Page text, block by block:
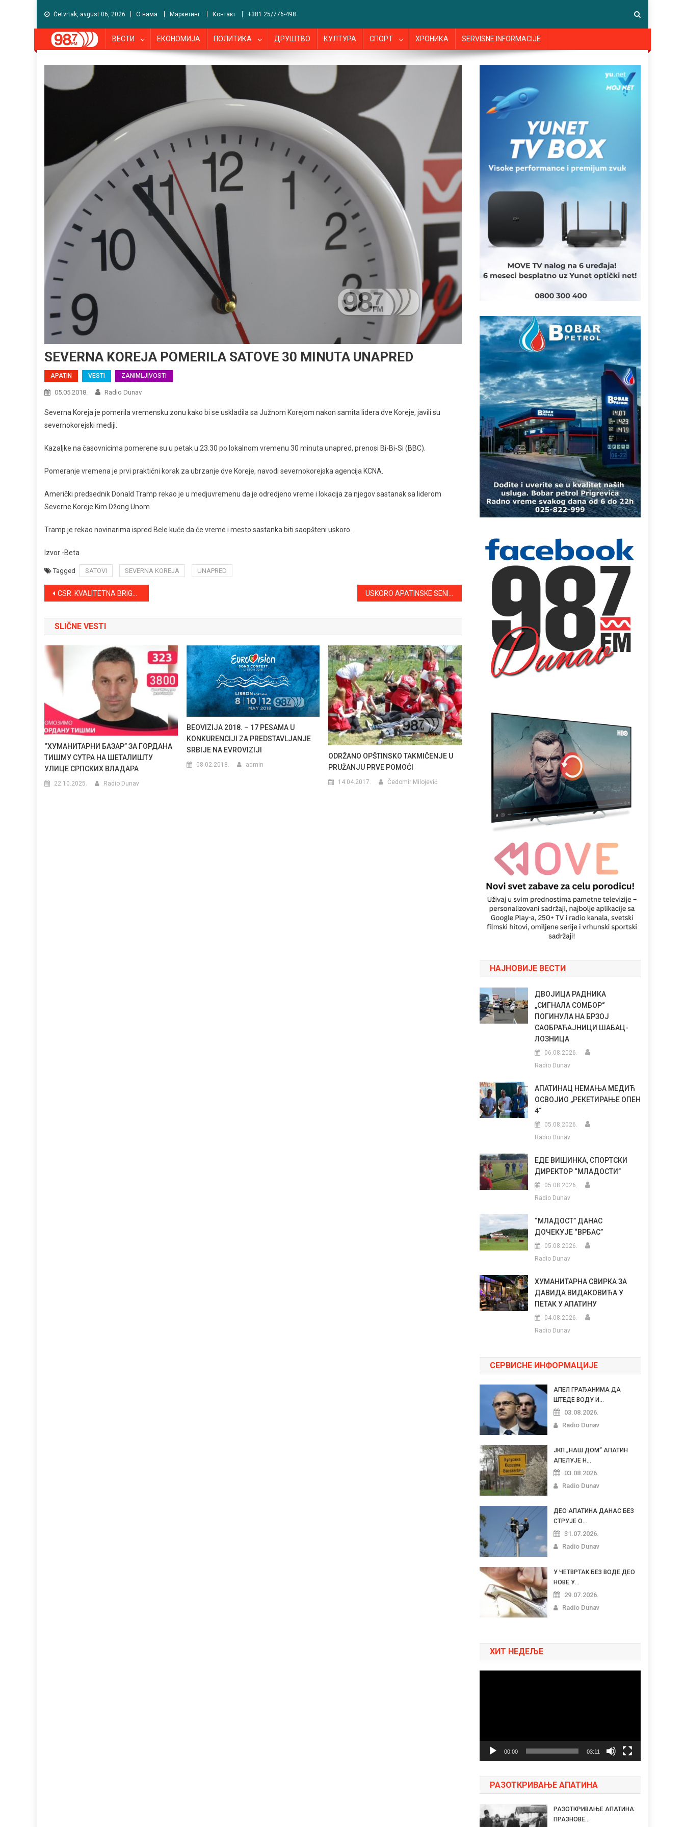
Četvrtak, avgust 06, 2026 О нама Маркетинг Контакт +381 25/776-498
ВЕСТИ ЕКОНОМИЈА ПОЛИТИКА ДРУШТВО КУЛТУРА СПОРТ ХРОНИКА SERVISNE INFORMACIJE
SEVERNA KOREJA POMERILA SATOVE 30 MINUTA UNAPRED
APATIN VESTI ZANIMLJIVOSTI
05.05.2018. Radio Dunav
Severna Koreja je pomerila vremensku zonu kako bi se uskladila sa Južnom Korejom nakon samita lidera dve Koreje, javili su
severnokorejski mediji.
Kazaljke na časovnicima pomerene su u petak u 23.30 po lokalnom vremenu 30 minuta unapred, prenosi Bi-Bi-Si (BBC).
Pomeranje vremena je prvi praktični korak za ubrzanje dve Koreje, navodi severnokorejska agencija KCNA.
Američki predsednik Donald Tramp rekao je u medjuvremenu da je odredjeno vreme i lokacija za njegov sastanak sa liderom
Severne Koreje Kim Džong Unom.
Tramp je rekao novinarima ispred Bele kuće da će vreme i mesto sastanka biti saopšteni uskoro.
Izvor -Beta
Tagged SATOVI SEVERNA KOREJA UNAPRED
Kretanje
članka
CSR: KVALITETNA BRIGA O SIROMAŠNIM SLOJEVIMA DRUŠTVA KAO PRIORITET, U PLANU OTVARANJA DVA NOVA KLUBA
SLIČNE VESTI
“ХУМАНИТАРНИ БАЗАР” ЗА ГОРДАНА
ТИШМУ СУТРА НА ШЕТАЛИШТУ
УЛИЦЕ СРПСКИХ ВЛАДАРА
22.10.2025. Radio Dunav
BEOVIZIJA 2018. – 17 PESAMA U
KONKURENCIJI ZA PREDSTAVLJANJE
SRBIJE NA EVROVIZIJI
08.02.2018. admin
ODRŽANO OPŠTINSKO TAKMIČENJE U
PRUŽANJU PRVE POMOĆI
14.04.2017. Čedomir Milojević
НАЈНОВИЈЕ ВЕСТИ
ДВОЈИЦА РАДНИКА
„СИГНАЛА СОМБОР“
ПОГИНУЛА НА БРЗОЈ
САОБРАЋАЈНИЦИ ШАБАЦ-
ЛОЗНИЦА
06.08.2026.
Radio Dunav
АПАТИНАЦ НЕМАЊА МЕДИЋ
ОСВОЈИО „РЕКЕТИРАЊЕ ОПЕН
4“
05.08.2026.
Radio Dunav
ЕДЕ ВИШИНКА, СПОРТСКИ
ДИРЕКТОР “МЛАДОСТИ”
05.08.2026.
Radio Dunav
“МЛАДОСТ” ДАНАС
ДОЧЕКУЈЕ “ВРБАС”
05.08.2026.
Radio Dunav
ХУМАНИТАРНА СВИРКА ЗА
ДАВИДА ВИДАКОВИЋА У
ПЕТАК У АПАТИНУ
04.08.2026.
Radio Dunav
СЕРВИСНЕ ИНФОРМАЦИЈЕ
АПЕЛ ГРАЂАНИМА ДА
ШТЕДЕ ВОДУ И...
03.08.2026.
Radio Dunav
ЈКП „НАШ ДОМ“ АПАТИН
АПЕЛУЈЕ Н...
03.08.2026.
Radio Dunav
ДЕО АПАТИНА ДАНАС БЕЗ
СТРУЈЕ О...
31.07.2026.
Radio Dunav
У ЧЕТВРТАК БЕЗ ВОДЕ ДЕО
НОВЕ У...
29.07.2026.
Radio Dunav
ХИТ НЕДЕЉЕ
00:00 03:11
РАЗОТКРИВАЊЕ АПАТИНА
РАЗОТКРИВАЊЕ АПАТИНА:
ПРАЗНОВЕ...